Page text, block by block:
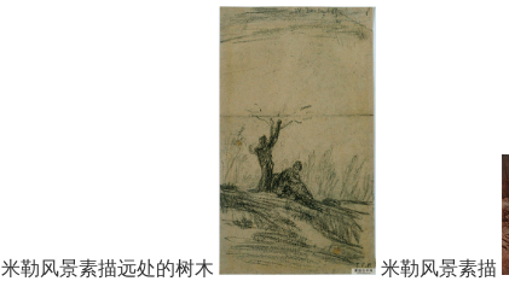
米勒风景素描远处的树木 米勒风景素描